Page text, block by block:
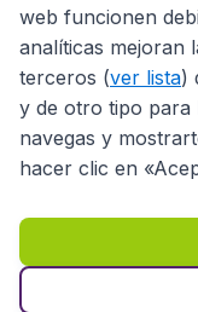
web funcionen
analíticas mejoran
terceros (ver lista)
y de otro tipo para
navegas y
hacer clic en